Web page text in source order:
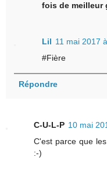
fois de meilleur
Lil 11 mai 2017
#Fière
Répondre
C-U-L-P 10 mai
C'est parce que
:-)